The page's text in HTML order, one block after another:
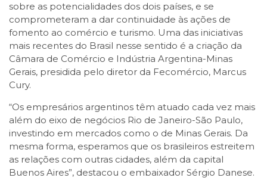
sobre as potencialidades dos dois países, e se
comprometeram a dar continuidade às ações de
fomento ao comércio e turismo. Uma das iniciativas
mais recentes do Brasil nesse sentido é a criação da
Câmara de Comércio e Indústria Argentina-Minas
Gerais, presidida pelo diretor da Fecomércio, Marcus
Cury.
“Os empresários argentinos têm atuado cada vez mais
além do eixo de negócios Rio de Janeiro-São Paulo,
investindo em mercados como o de Minas Gerais. Da
mesma forma, esperamos que os brasileiros estreitem
as relações com outras cidades, além da capital
Buenos Aires”, destacou o embaixador Sérgio Danese.